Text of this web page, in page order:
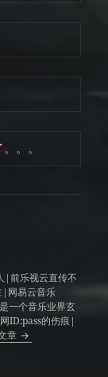
。。
|前乐视云直传不
|网易云音乐
一个音乐业界玄
ID:pass的伤痕|
章